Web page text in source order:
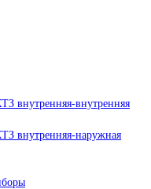
внутренняя-внутренняя
внутренняя-наружная